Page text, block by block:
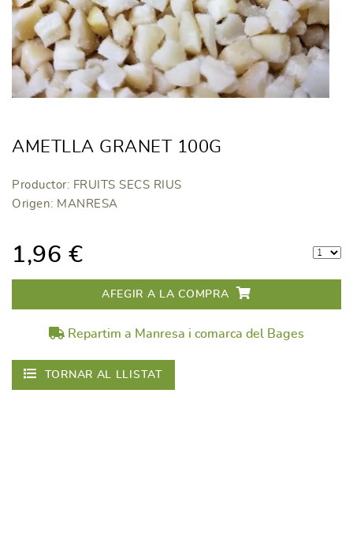
AMETLLA GRANET 100G
Productor: FRUITS SECS RIUS
Origen: MANRESA
1,96 €
AFEGIR A LA COMPRA
Repartim a Manresa i comarca del Bages
TORNAR AL LLISTAT